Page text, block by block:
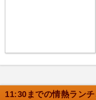
11:30までの情熱ランチ